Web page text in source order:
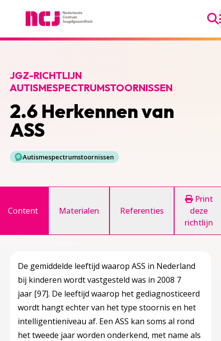
2.6 Herkennen van
ASS
JGZ-RICHTLIJN
AUTISMESPECTRUMSTOORNISSEN
Autismespectrumstoornissen
Content Materialen Referenties
Print
deze
richtlijn
De gemiddelde leeftijd waarop ASS in Nederland
bij kinderen wordt vastgesteld was in 2008 7
jaar [97]. De leeftijd waarop het gediagnosticeerd
wordt hangt echter van het type stoornis en het
intelligentieniveau af. Een ASS kan soms al rond
het tweede jaar worden onderkend, met name als